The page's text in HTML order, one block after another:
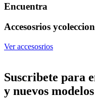
Encuentra
Accesosrios y
Ver accesosrios
Suscribete para
y nuevos modelos